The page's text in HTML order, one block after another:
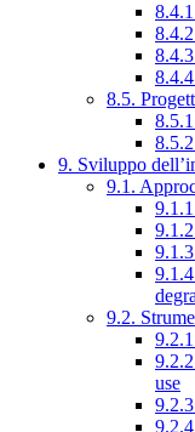
8.5.
9. Sviluppo
9.1.
9.2.
use